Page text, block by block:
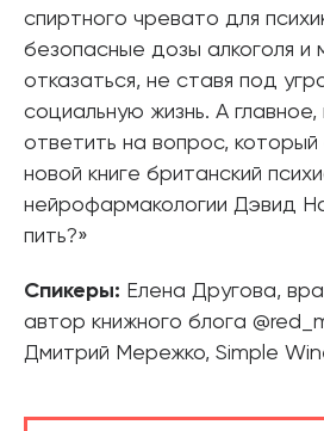
спиртного чревато для
безопасные дозы алкоголя и
отказаться, не ставя под
социальную жизнь. А
ответить на вопрос,
новой книге британский
нейрофармакологии Дэвид
пить?»
Спикеры: Елена Другова,
автор книжного блога
Дмитрий Мережко, Simple